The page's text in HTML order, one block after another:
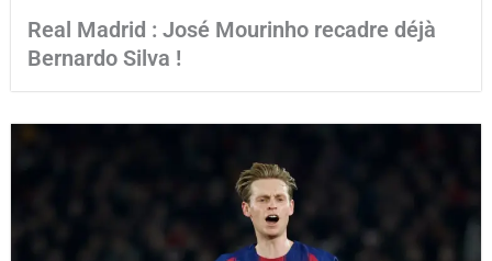
Real Madrid : José Mourinho recadre déjà
Bernardo Silva !